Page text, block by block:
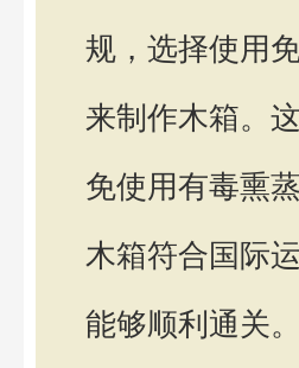
规，选择使用
来制作木箱。
免使用有毒熏
木箱符合国际
能够顺利通关。